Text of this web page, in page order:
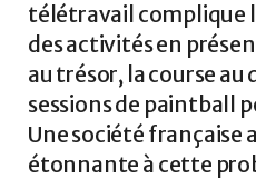
télétravail complique
des activités en
au trésor, la course au
sessions de paintball
Une société française
étonnante à cette